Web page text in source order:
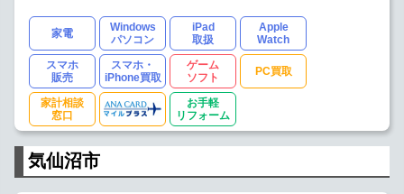
家電
Windows
パソコン
iPad
取扱
Apple
Watch
スマホ
販売
スマホ・
iPhone買取
ゲーム
ソフト
PC買取
家計相談
窓口
お手軽
リフォーム
気仙沼市